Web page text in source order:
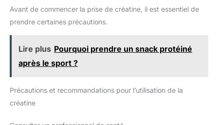
Avant de commencer la prise de créatine, il est essentiel de
prendre certaines précautions.
Lire plus Pourquoi prendre un snack protéiné
après le sport ?
Précautions et recommandations pour l’utilisation de la
créatine